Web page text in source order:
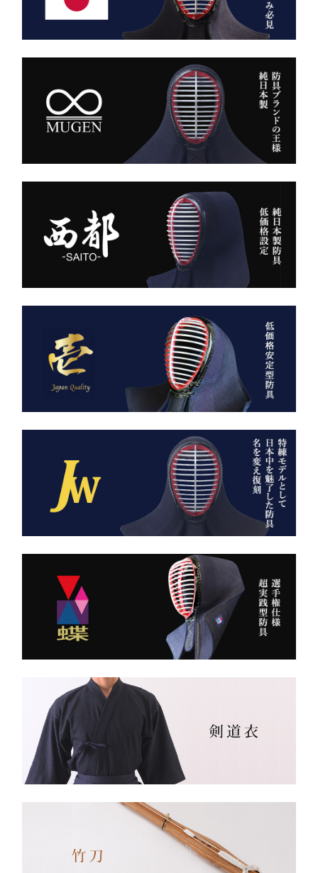
深みある色合いと、驚くほ
どの軽やかさを兼ね備え、
手にした瞬間、ふわりと温
がりです。
また、日本製の高精度アイ
ロン技術と熟練の縫製によ
り、
ち姿までも凛々しく映えま
す。
ー 伝統と誇り、そして美
袴、その風合いをぜひご体
感ください。
8800 木綿袴 ―
武州金橋8800 木綿袴
（小島染織工業） × 熊本
日本が誇る伝統織物 武州
金橋（8800番手 木綿生
地） を使用した 本格木綿
生地は明治5年創業の老舗
小島染織工業 による純国
縫製は熊本の熟練縫製工場
で丁寧に仕立てられ、耐
久性と着心地を両立してい
ます。
日々の稽古・大会でも安心
静かに、しかし確実に存在
感を放つ――それがベルベ
派手ではない。だが、圧倒
的にかっこいい。
強い選手ほど、道具にも品
格を求める。その感性に応
える竹刀袋です。
内側は大切な竹刀をやさし
く守るクッション構造。
高密度ベルベットと日本製
ならではの精密な縫製が、
型崩れを防ぎ、長年使って
も美しい形を保ち続けま
す。
「見た目だけ」では終わら
せない、本物の品質があり
ます。
ただ運ぶための袋ではあり
これは、
強さ・品格・こだわりをま
とうための竹刀袋。
持つだけで気持ちが引き締
道場に入る一歩目から、勝
負のスイッチが入る。
――その一本を、あなたの
手に。